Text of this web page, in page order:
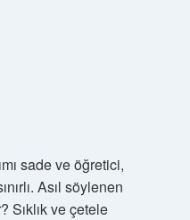
sade ve öğretici,
Asıl söylenen
Sıklık ve çetele